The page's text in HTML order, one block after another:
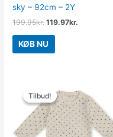
sky – 92cm – 2Y
199.95kr. 119.97kr.
KØB NU
Tilbud!
Tilbud!
oprindelige
pris
var:
199.95kr..
aktuelle
pris
er:
119.97kr..